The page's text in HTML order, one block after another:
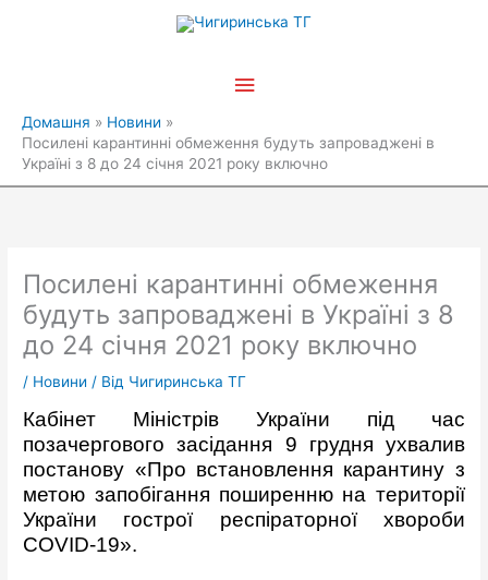
Головне
Домашня
Новини
Посилені карантинні обмеження будуть запроваджені в
Україні з 8 до 24 січня 2021 року включно
Посилені карантинні обмеження
будуть запроваджені в Україні з 8
до 24 січня 2021 року включно
/ Новини / Від Чигиринська ТГ
Кабінет Міністрів України під час
позачергового засідання 9 грудня ухвалив
постанову «Про встановлення карантину з
метою запобігання поширенню на території
України гострої респіраторної хвороби
COVID-19».